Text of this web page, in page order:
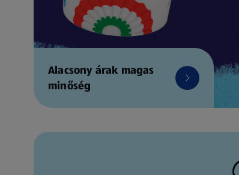
Alacsony árak magas
minőség